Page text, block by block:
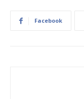
Facebook